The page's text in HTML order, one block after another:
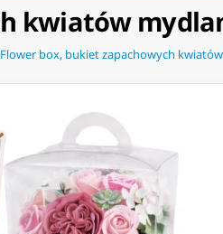
kwiatów
Flower box, bukiet zapachowych